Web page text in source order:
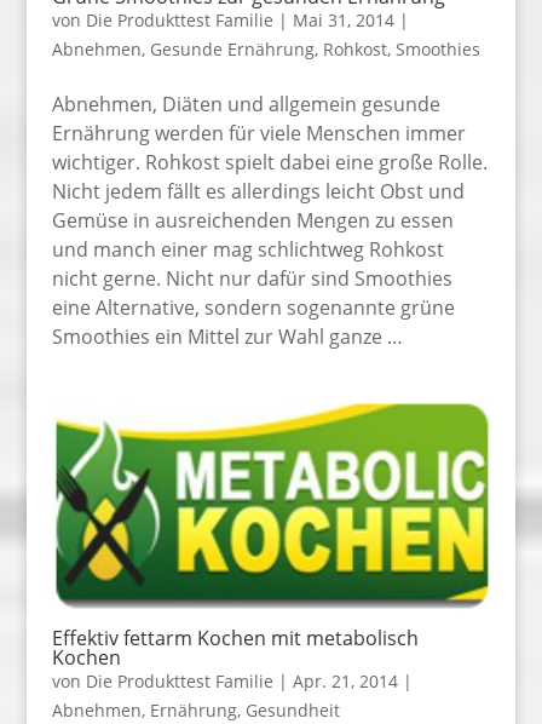
von Die Produkttest Familie | Mai 31, 2014|
Abnehmen, Gesunde Ernährung, Rohkost, Smoothies
Abnehmen, Diäten und allgemein gesunde
Ernährung werden für viele Menschen immer
wichtiger. Rohkost spielt dabei eine große Rolle.
Nicht jedem fällt es allerdings leicht Obst und
Gemüse in ausreichenden Mengen zu essen
und manch einer mag schlichtweg Rohkost
nicht gerne. Nicht nur dafür sind Smoothies
eine Alternative, sondern sogenannte grüne
Smoothies ein Mittel zur Wahl ganze …
Effektiv fettarm Kochen mit metabolisch
Kochen
von Die Produkttest Familie | Apr. 21, 2014|
Abnehmen, Ernährung, Gesundheit